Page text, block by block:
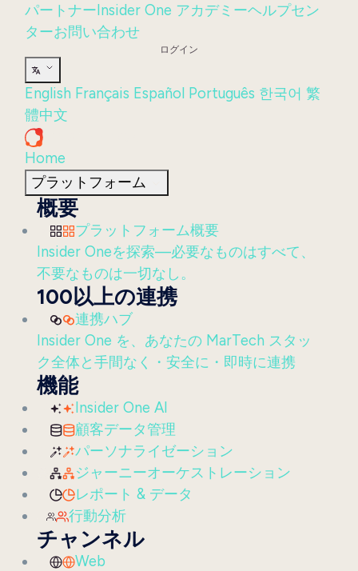
パートナー Insider One アカデミーヘルプセン
ターお問い合わせ
ログイン
English Français Español Português 한국어 繁
體中文
Home
プラットフォーム
概要
プラットフォーム概要
Insider Oneを探索—必要なものはすべて、
不要なものは一切なし。
100以上の連携
連携ハブ
Insider One を、あなたの MarTech スタッ
ク全体と手間なく・安全に・即時に連携
機能
Insider One AI
顧客データ管理
パーソナライゼーション
ジャーニーオーケストレーション
レポート & データ
行動分析
チャンネル
Web